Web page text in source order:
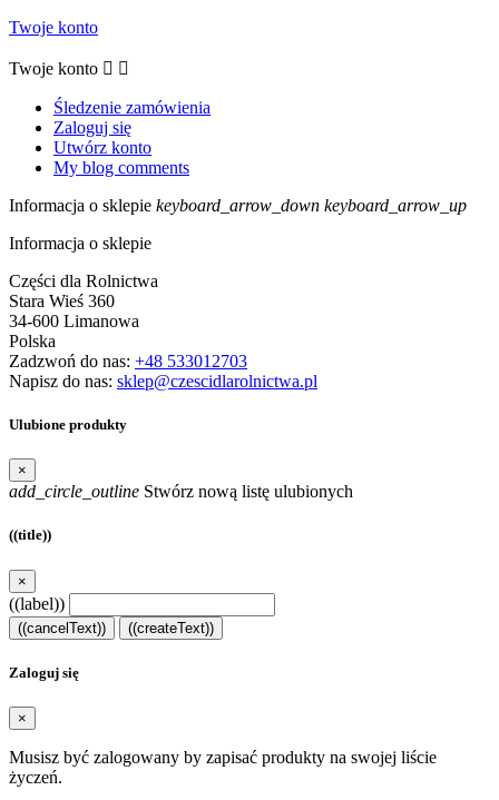
Twoje konto
Twoje konto  
Śledzenie zamówienia
Zaloguj się
Utwórz konto
My blog comments
Informacja o sklepie keyboard_arrow_down keyboard_arrow_up
Informacja o sklepie
Części dla Rolnictwa
Stara Wieś 360
34-600 Limanowa
Polska
Zadzwoń do nas: +48 533012703
Napisz do nas: sklep@czescidlarolnictwa.pl
Ulubione produkty
×
add_circle_outline Stwórz nową listę ulubionych
((title))
×
((label))
((cancelText)) ((createText))
Zaloguj się
×
Musisz być zalogowany by zapisać produkty na swojej liście
życzeń.